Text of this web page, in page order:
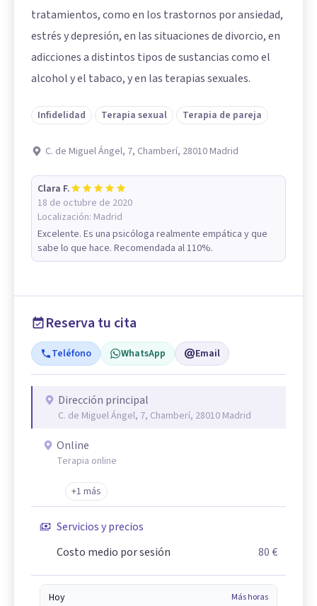
tratamientos, como en los trastornos por ansiedad,
estrés y depresión, en las situaciones de divorcio, en
adicciones a distintos tipos de sustancias como el
alcohol y el tabaco, y en las terapias sexuales.
Infidelidad Terapia sexual Terapia de pareja
C. de Miguel Ángel, 7, Chamberí, 28010 Madrid
Clara F.
18 de octubre de 2020
Localización: Madrid
Excelente. Es una psicóloga realmente empática y que
sabe lo que hace. Recomendada al 110%.
Reserva tu cita
Teléfono WhatsApp Email
Dirección principal
C. de Miguel Ángel, 7, Chamberí, 28010 Madrid
Online
Terapia online
+1 más
Servicios y precios
Costo medio por sesión
80 €
Hoy Más horas